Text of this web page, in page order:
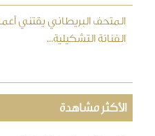
المتحف البريطاني يقتني
الفنانة التشكيلية...
الأكثر مشاهدة